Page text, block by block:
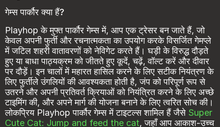
गेम्स पार्कौर क्या हैं?
Playhop के मुफ्त पार्कौर गेम्स में, आप एक ट्रेसर बन जाते हैं, जो
केवल अपनी फुर्ती और रचनात्मकता का उपयोग करके विसर्जित गेमप्ले
में जटिल शहरी वातावरणों को नेविगेट करते हैं। घड़ी के विरुद्ध दौड़ते
हुए या बाधा पाठ्यक्रम को जीतते हुए कूदें, चढ़ें, वॉल्ट करें और दीवार
पर दौड़ें। इन चालों में महारत हासिल करने के लिए सटीक नियंत्रण के
लिए फुर्तीले उंगलियों की आवश्यकता होती है, जंप को परिपूर्ण रूप से
उतरने और अपनी प्रतिवर्त क्रियाओं को नियंत्रित करने के लिए अच्छे
टाइमिंग की, और अपने मार्ग की योजना बनाने के लिए त्वरित सोच की।
लोकप्रिय Playhop पार्कौर गेम्स में टाइटल्स शामिल हैं जैसे Super
Cute Cat: Jump and feed the cat, जहाँ आप आकाश-उच्च